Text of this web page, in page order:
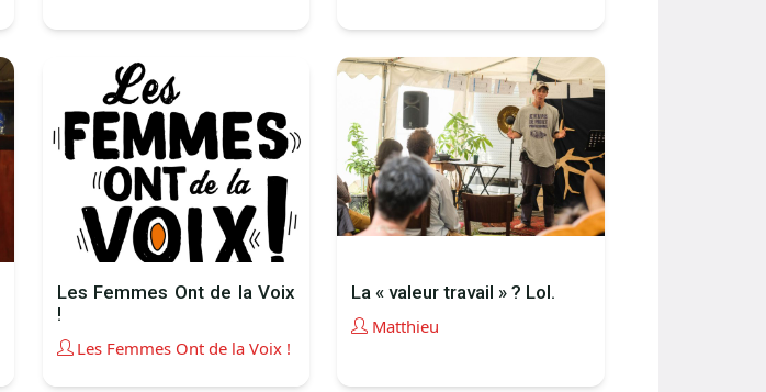
Les Femmes Ont de la Voix
!
Les Femmes Ont de la Voix !
La « valeur travail » ? Lol.
Matthieu